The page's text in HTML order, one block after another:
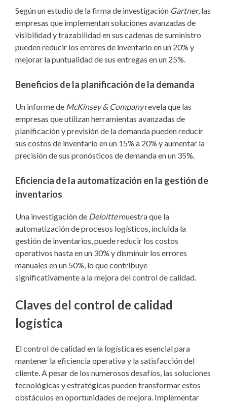
Según un estudio de la firma de investigación Gartner, las
empresas que implementan soluciones avanzadas de
visibilidad y trazabilidad en sus cadenas de suministro
pueden reducir los errores de inventario en un 20% y
mejorar la puntualidad de sus entregas en un 25%.
Beneficios de la planificación de la demanda
Un informe de McKinsey & Companyrevela que las
empresas que utilizan herramientas avanzadas de
planificación y previsión de la demanda pueden reducir
sus costos de inventario en un 15% a 20% y aumentar la
precisión de sus pronósticos de demanda en un 35%.
Eficiencia de la automatización en la gestión de
inventarios
Una investigación de Deloittemuestra que la
automatización de procesos logísticos, incluida la
gestión de inventarios, puede reducir los costos
operativos hasta en un 30% y disminuir los errores
manuales en un 50%, lo que contribuye
significativamente a la mejora del control de calidad.
Claves del control de calidad
logística
El control de calidad en la logística es esencial para
mantener la eficiencia operativa y la satisfacción del
cliente. A pesar de los numerosos desafíos, las soluciones
tecnológicas y estratégicas pueden transformar estos
obstáculos en oportunidades de mejora. Implementar